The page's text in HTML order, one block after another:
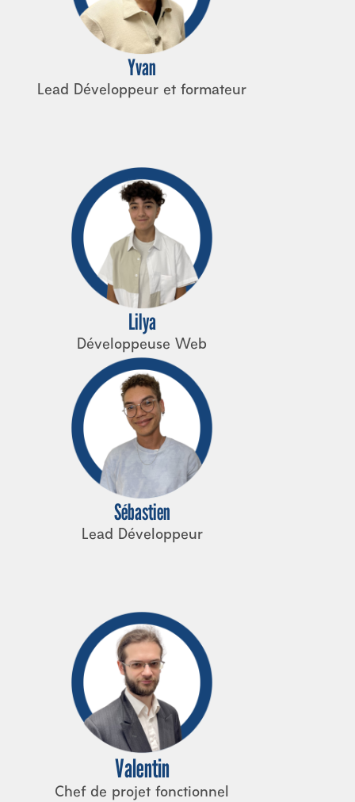
Yvan
Lead Développeur et formateur
Lilya
Développeuse Web
Sébastien
Lead Développeur
Valentin
Chef de projet fonctionnel